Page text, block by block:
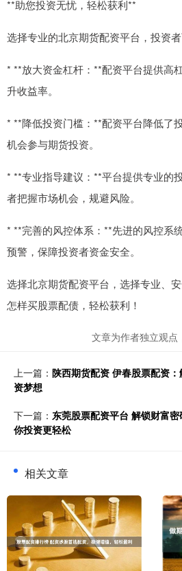
**助您投资无忧，轻松获利**
选择专业的北京期货配资平台，投资
* **放大资金杠杆：**配资平台提供高
升收益率。
* **降低投资门槛：**配资平台降低了
机会参与期货投资。
* **专业指导建议：**平台提供专业的
者把握市场机会，规避风险。
* **完善的风控体系：**先进的风控系
预警，保障投资者资金安全。
选择北京期货配资平台，选择专业、
怎样买股票配债，轻松获利！
文章为作者独立观点
上一篇： 陕西期货配资 伊春股票配资
资梦想
下一篇： 东莞股票配资平台 解锁财富
你投资更轻松
相关文章